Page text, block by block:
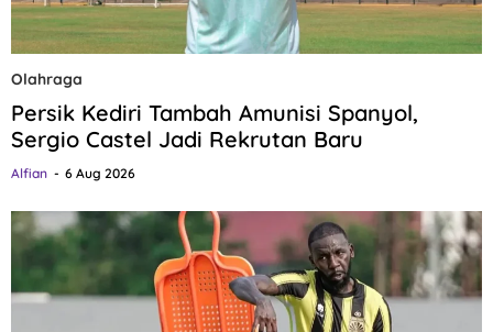
Olahraga
Persik Kediri Tambah Amunisi Spanyol,
Sergio Castel Jadi Rekrutan Baru
Alfian 6 Aug 2026